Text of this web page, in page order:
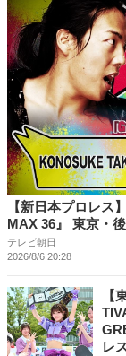
【新日本プロレス
MAX 36』 東京・
テレビ朝日
2026/8/6 20:28
【
レ